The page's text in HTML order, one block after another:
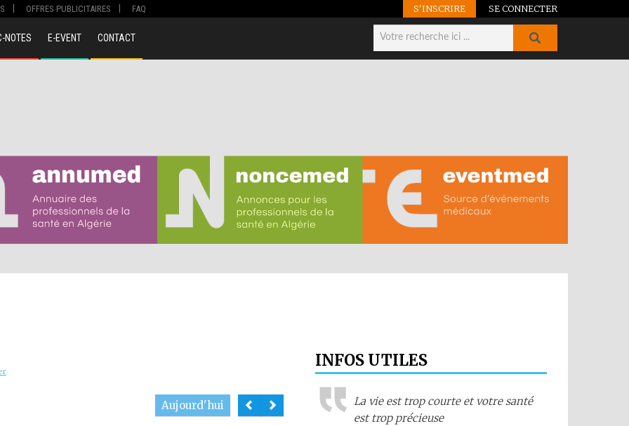
OFFRES PUBLICITAIRES FAQ S'INSCRIRE SE CONNECTER
NOTES E-EVENT CONTACT
Aujourd'hui
INFOS UTILES
La vie est trop courte et votre santé
est trop précieuse